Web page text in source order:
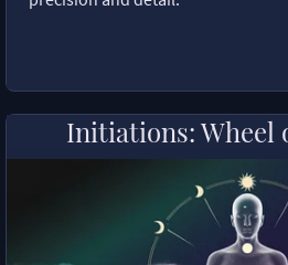
Initiations: Wheel